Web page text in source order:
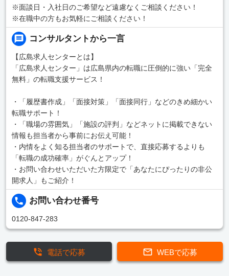
※面談日・入社日のご希望など遠慮なくご相談ください！
※在職中の方もお気軽にご相談ください！
コンサルタントから一言
【広島求人センターとは】
「広島求人センター」は広島県内の転職に圧倒的に強い「完全
無料」の転職支援サービス！
・「履歴書作成」「面接対策」「面接同行」などのきめ細かい
転職サポート！
・「職場の雰囲気」「施設の評判」などネットに掲載できない
情報も担当者から事前にお伝え可能！
・内情をよく知る担当者のサポートで、直接応募するよりも
「転職の成功確率」がぐんとアップ！
・お問い合わせいただいた方限定で「あなたにぴったりの非公
開求人」もご紹介！
お問い合わせ番号
0120-847-283
WEBで応募
電話で応募